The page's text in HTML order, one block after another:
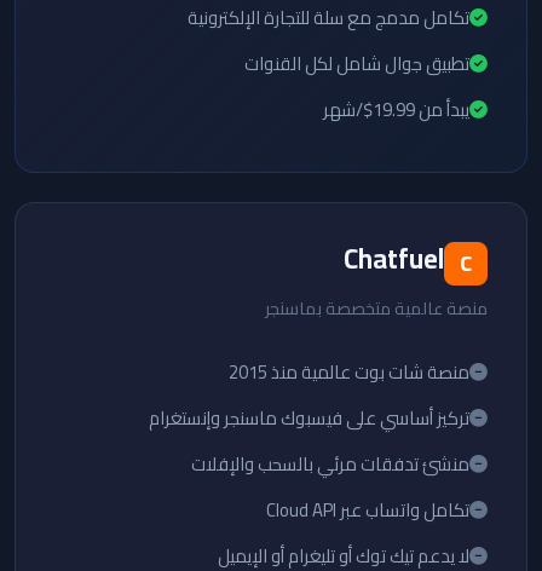
تكامل مدمج مع سلة للتجارة الإلكترونية
تطبيق جوال شامل لكل القنوات
يبدأ من 19.99$/شهر
C
Chatfuel
منصة عالمية متخصصة بماسنجر
منصة شات بوت عالمية منذ 2015
تركيز أساسي على فيسبوك ماسنجر وإنستغرام
منشئ تدفقات مرئي بالسحب والإفلات
تكامل واتساب عبر Cloud API
لا يدعم تيك توك أو تليغرام أو الإيميل